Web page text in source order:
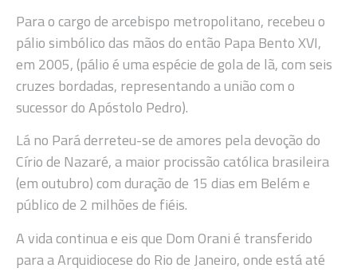
Para o cargo de arcebispo metropolitano, recebeu o
pálio simbólico das mãos do então Papa Bento XVI,
em 2005, (pálio é uma espécie de gola de lã, com seis
cruzes bordadas, representando a união com o
sucessor do Apóstolo Pedro).
Lá no Pará derreteu-se de amores pela devoção do
Círio de Nazaré, a maior procissão católica brasileira
(em outubro) com duração de 15 dias em Belém e
público de 2 milhões de fiéis.
A vida continua e eis que Dom Orani é transferido
para a Arquidiocese do Rio de Janeiro, onde está até